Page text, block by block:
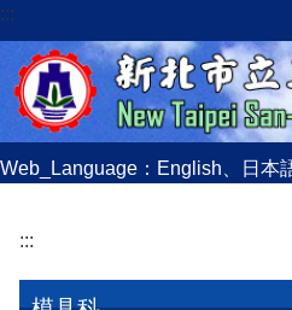
跳
到
主
要
容
:::
Web_Language： English 日本
:::